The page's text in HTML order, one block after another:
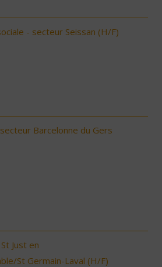
- secteur Seissan (H/F)
Barcelonne du Gers
Just en
St Germain-Laval (H/F)